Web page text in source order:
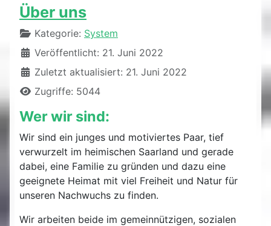
Über uns
DetailsKategorie: System
Veröffentlicht: 21. Juni 2022
Zuletzt aktualisiert: 21. Juni 2022
Zugriffe: 5044
Wer wir sind:
Wir sind ein junges und motiviertes Paar, tief
verwurzelt im heimischen Saarland und gerade
dabei, eine Familie zu gründen und dazu eine
geeignete Heimat mit viel Freiheit und Natur für
unseren Nachwuchs zu finden.
Wir arbeiten beide im gemeinnützigen, sozialen